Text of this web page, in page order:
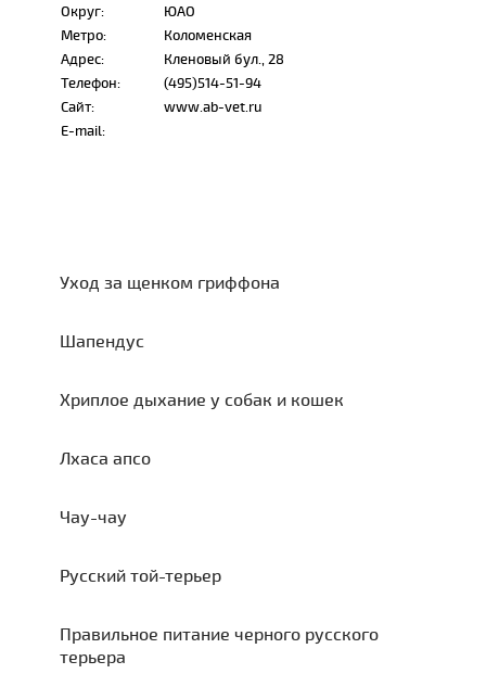
Округ:
ЮАО
Метро:
Коломенская
Адрес:
Кленовый бул., 28
Телефон:
(495)514-51-94
Сайт:
www.ab-vet.ru
E-mail:
Уход за щенком гриффона
Шапендус
Хриплое дыхание у собак и кошек
Лхаса апсо
Чау-чау
Русский той-терьер
Правильное питание черного русского
терьера